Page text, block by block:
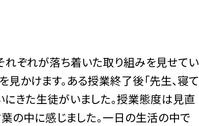
れぞれが落ち着いた取り組みを見せてい
見かけます。ある授業終了後「先生、寝て
にきた生徒がいました。授業態度は見直
の中に感じました。一日の生活の中で